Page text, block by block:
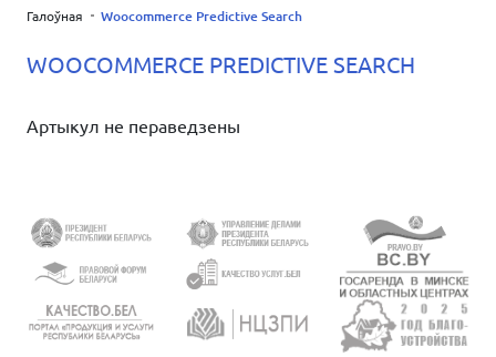
Галоўная Woocommerce Predictive Search
WOOCOMMERCE PREDICTIVE SEARCH
Артыкул не пераведзены